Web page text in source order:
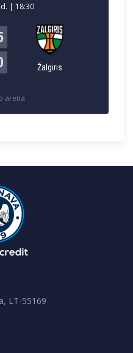
d. | 18:30
Žalgiris
arena
LT-55169